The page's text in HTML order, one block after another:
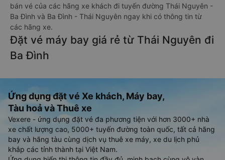
bán vé của các hãng xe khách đi tuyến đường Thái Nguyên -
Ba Đình và Ba Đình - Thái Nguyên ngay khi có thông tin từ
các hãng xe.
Đặt vé máy bay giá rẻ từ Thái Nguyên đi
Ba Đình
Ứng dụng đặt vé Xe khách, Máy bay,
Tàu hoả và Thuê xe
Vexere - ứng dụng đặt vé đa phương tiện với hơn 3000+ nhà
xe chất lượng cao, 5000+ tuyến đường toàn quốc, tất cả hãng
bay và hãng tàu cùng dịch vụ thuê xe máy, xe du lịch phủ
khắp các tỉnh thành tại Việt Nam.